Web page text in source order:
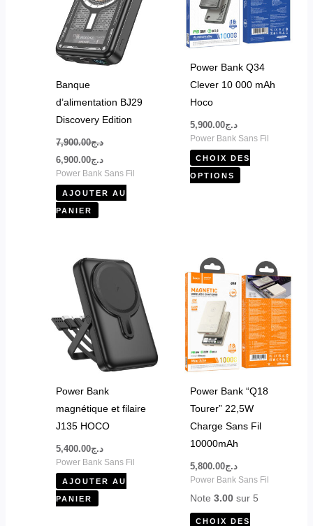
Banque
d’alimentation BJ29
Discovery Edition
د.ج7,900.00
د.ج6,900.00
Power Bank Sans Fil
AJOUTER AU
PANIER
Power Bank Q34
Clever 10 000 mAh
Hoco
د.ج5,900.00
Power Bank Sans Fil
CHOIX DES
OPTIONS
variations.
Les
options
peuvent
être
page
du
produit
Power Bank
magnétique et filaire
J135 HOCO
د.ج5,400.00
Power Bank Sans Fil
AJOUTER AU
PANIER
Power Bank “Q18
Tourer” 22,5W
Charge Sans Fil
10000mAh
د.ج5,800.00
Power Bank Sans Fil
Note 3.00sur 5
CHOIX DES
produit
a
plusieurs
variations.
Les
options